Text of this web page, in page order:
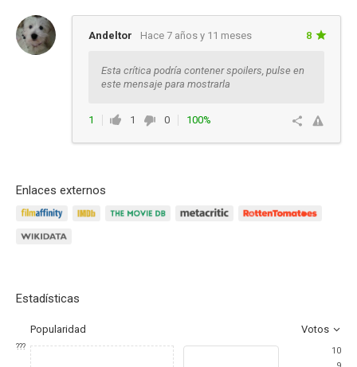
Andeltor Hace 7 años y 11 meses 8
Esta crítica podría contener spoilers, pulse en
este mensaje para mostrarla
1 1 0
100%
Enlaces externos
Estadísticas
Popularidad Votos
???
10